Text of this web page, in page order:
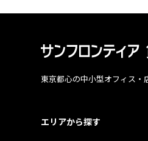
東京都心の中小型オフィス・
エリアから探す